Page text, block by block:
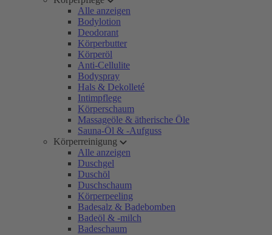
Alle anzeigen
Bodylotion
Deodorant
Körperbutter
Körperöl
Anti-Cellulite
Bodyspray
Hals & Dekolleté
Intimpflege
Körperschaum
Massageöle & ätherische Öle
Sauna-Öl & -Aufguss
Körperreinigung
Alle anzeigen
Duschgel
Duschöl
Duschschaum
Körperpeeling
Badesalz & Badebomben
Badeöl & -milch
Badeschaum